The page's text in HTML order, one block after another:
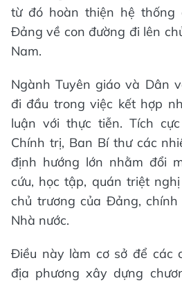
từ đó hoàn thiện hệ thống
Đảng về con đường đi lên
Nam.
Ngành Tuyên giáo và Dân
đi đầu trong việc kết hợp
luận với thực tiễn. Tích
Chính trị, Ban Bí thư các
định hướng lớn nhằm đổi
cứu, học tập, quán triệt
chủ trương của Đảng,
Nhà nước.
Điều này làm cơ sở để các
địa phương xây dựng